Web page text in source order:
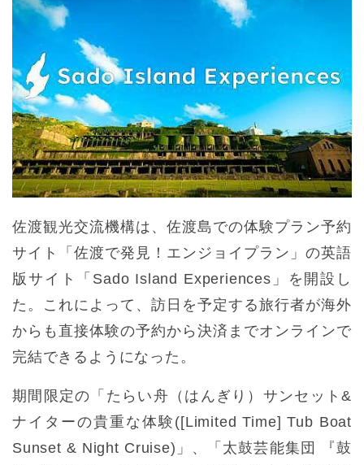
佐渡観光交流機構は、佐渡島での体験プラン予約
サイト「佐渡で発見！エンジョイプラン」の英語
版サイト「Sado Island Experiences」を開設し
た。これによって、訪日を予定する旅行者が海外
からも直接体験の予約から決済までオンラインで
完結できるようになった。
期間限定の「たらい舟（はんぎり）サンセット&
ナイターの貴重な体験([Limited Time] Tub Boat
Sunset & Night Cruise)」、「太鼓芸能集団 『鼓